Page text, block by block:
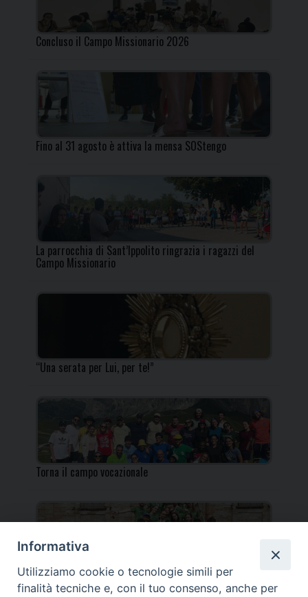
Concluso il Campo Missionario 2026
Fino al 31 agosto è attiva la mensa SOStengo
La parrocchia di Sant’Ippolito ringrazia i ragazzi del
Campo Missionario
“Una serata per Lui, per te!”
Torna il campo vocazionale
Torna il Campo Missionario Diocesano
Informativa
Utilizziamo cookie o tecnologie simili per
finalità tecniche e, con il tuo consenso, anche per